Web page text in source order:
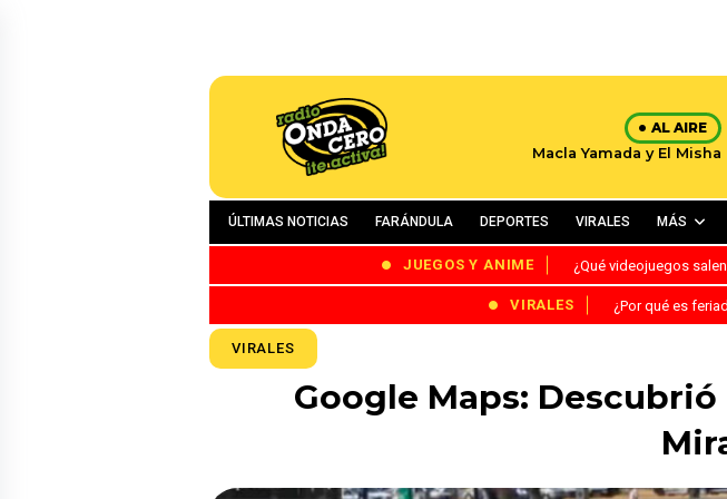
AL AIRE
Macla Yamada y El Misha
ÚLTIMAS NOTICIAS FARÁNDULA DEPORTES VIRALES MÁS
JUEGOS Y ANIME ¿Qué videojuegos
VIRALES ¿Por qué es
VIRALES
Google Maps: